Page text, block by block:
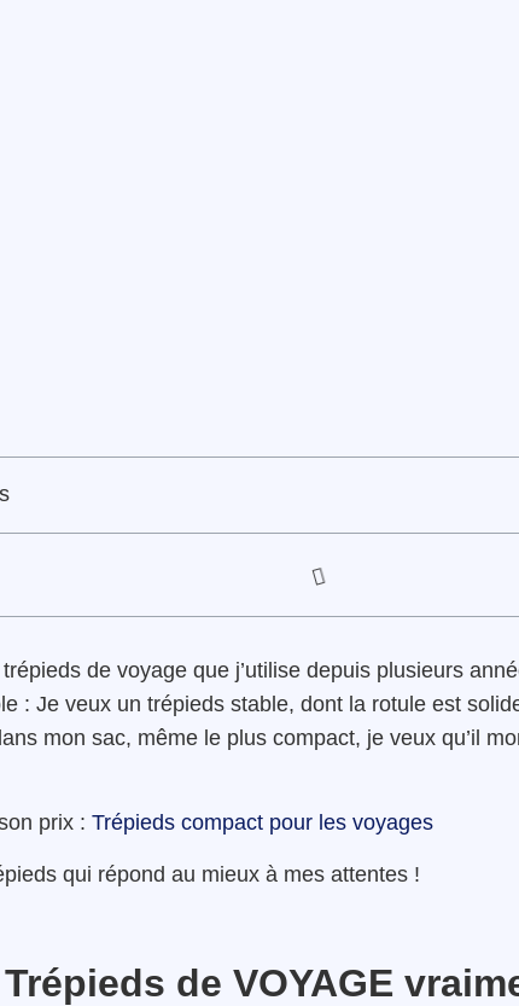
de voyage que j’utilise depuis plusieurs
: Je veux un trépieds stable, dont la rotule est
mon sac, même le plus compact, je veux qu’il
prix : Trépieds compact pour les voyages
qui répond au mieux à mes attentes !
de VOYAGE